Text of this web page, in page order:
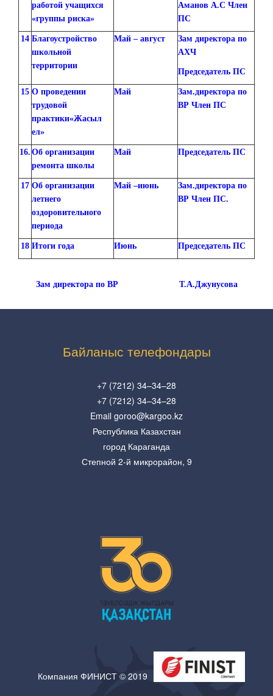
работой учащихся
«группы риска»
Аманов А.С Член
ПС
14 Благоустройство
школьной
территории
Май – август
Зам директора по
АХЧ
Председатель ПС
15 О проведении
трудовой
практики«Жасыл
ел»
Май
Зам.директора по
ВР Член ПС
16. Об организации
ремонта школы
Май Председатель ПС
17 Об организации
летнего
оздоровительного
периода
Май –июнь
Зам.директора по
ВР Член ПС.
18 Итоги года Июнь Председатель ПС
Зам директора по ВР Т.А.Джунусова
Байланыс телефондары
+7 (7212) 34–34–28
+7 (7212) 34–34–28
Email goroo@kargoo.kz
Республика Казахстан
город Караганда
Степной 2-й микрорайон, 9
Компания ФИНИСТ © 2019